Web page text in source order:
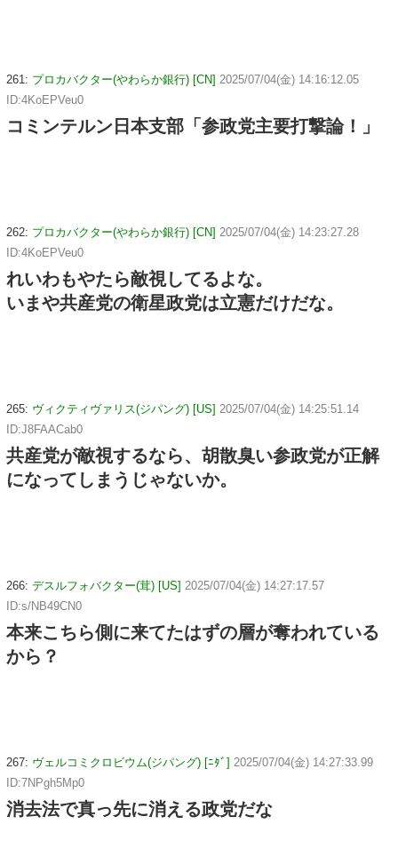
261: プロカバクター(やわらか銀行) [CN] 2025/07/04(金) 14:16:12.05
ID:4KoEPVeu0
コミンテルン日本支部「参政党主要打撃論！」
262: プロカバクター(やわらか銀行) [CN] 2025/07/04(金) 14:23:27.28
ID:4KoEPVeu0
れいわもやたら敵視してるよな。
いまや共産党の衛星政党は立憲だけだな。
265: ヴィクティヴァリス(ジパング) [US] 2025/07/04(金) 14:25:51.14
ID:J8FAACab0
共産党が敵視するなら、胡散臭い参政党が正解
になってしまうじゃないか。
266: デスルフォバクター(茸) [US] 2025/07/04(金) 14:27:17.57
ID:s/NB49CN0
本来こちら側に来てたはずの層が奪われている
から？
267: ヴェルコミクロビウム(ジパング) [ﾆﾀﾞ] 2025/07/04(金) 14:27:33.99
ID:7NPgh5Mp0
消去法で真っ先に消える政党だな